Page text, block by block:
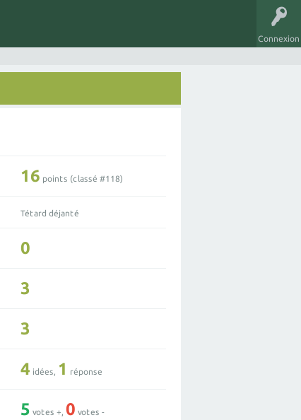
Connexion
16 points (classé #118)
Tétard déjanté
0
3
3
4 idées, 1 réponse
5 votes +,0 votes -